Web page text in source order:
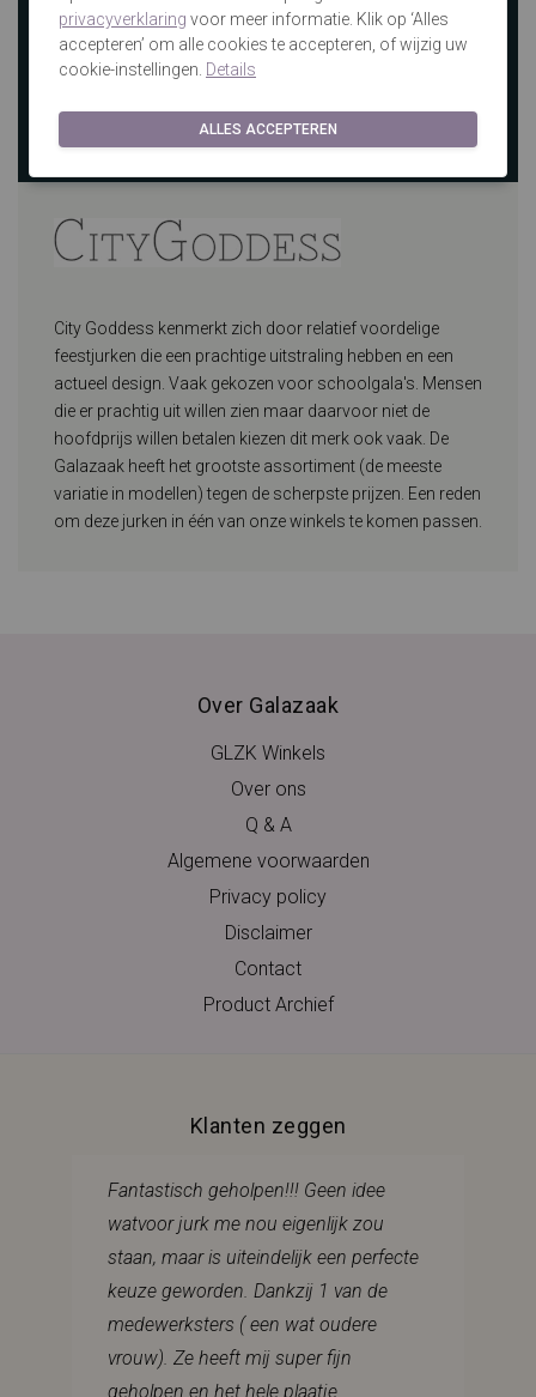
City Goddess kenmerkt zich door relatief voordelige
feestjurken die een prachtige uitstraling hebben en een
actueel design. Vaak gekozen voor schoolgala's. Mensen
die er prachtig uit willen zien maar daarvoor niet de
hoofdprijs willen betalen kiezen dit merk ook vaak. De
Galazaak heeft het grootste assortiment (de meeste
variatie in modellen) tegen de scherpste prijzen. Een reden
om deze jurken in één van onze winkels te komen passen.
Over Galazaak
GLZK Winkels
Over ons
Q & A
Algemene voorwaarden
Privacy policy
Disclaimer
Contact
Product Archief
Klanten zeggen
Fantastisch geholpen!!! Geen idee
watvoor jurk me nou eigenlijk zou
staan, maar is uiteindelijk een perfecte
keuze geworden. Dankzij 1 van de
medewerksters ( een wat oudere
vrouw). Ze heeft mij super fijn
geholpen en het hele plaatje
privacyverklaring voor meer informatie. Klik op ‘Alles
accepteren’ om alle cookies te accepteren, of wijzig uw
cookie-instellingen. Details
ALLES ACCEPTEREN